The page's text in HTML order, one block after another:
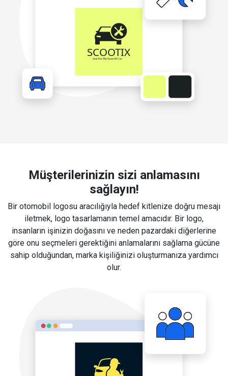
Müşterilerinizin sizi anlamasını
sağlayın!
Bir otomobil logosu aracılığıyla hedef kitlenize doğru mesajı
iletmek, logo tasarlamanın temel amacıdır. Bir logo,
insanların işinizin doğasını ve neden pazardaki diğerlerine
göre onu seçmeleri gerektiğini anlamalarını sağlama gücüne
sahip olduğundan, marka kişiliğinizi oluşturmanıza yardımcı
olur.